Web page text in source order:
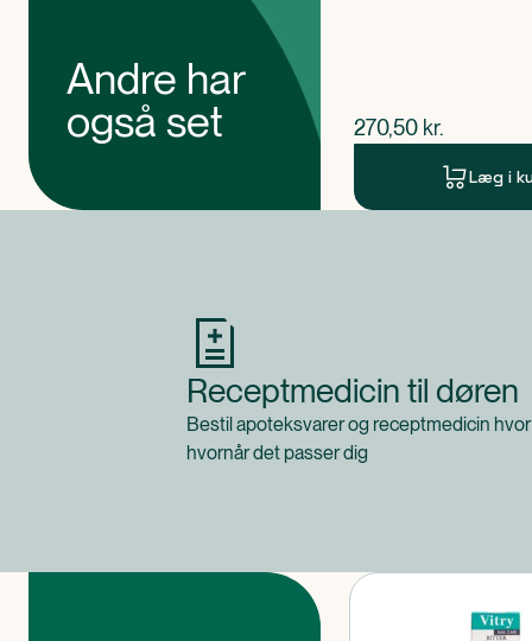
Andre har
også set
$nuværende pris
270,50 kr.
Læg i
Receptmedicin til døren
Bestil apoteksvarer og receptmedicin
hvornår det passer dig